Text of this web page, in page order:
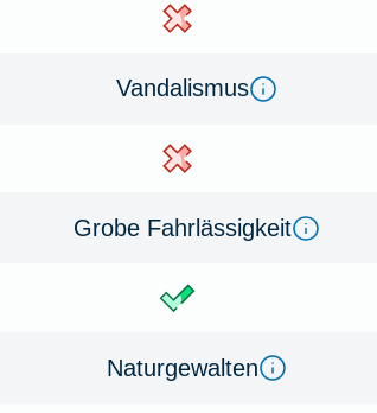
Van­dal­is­mus
Gro­be Fahr­lässig­keit
Na­tur­ge­wal­ten